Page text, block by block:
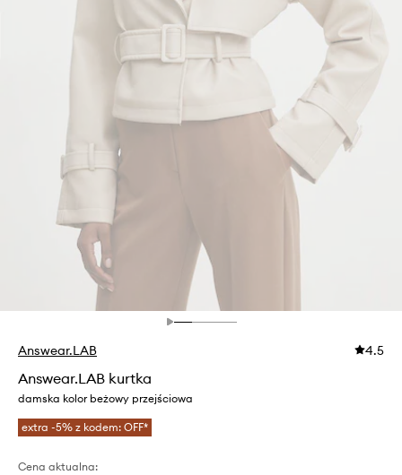
Answear.LAB 4.5
Answear.LAB kurtka
damska kolor beżowy przejściowa
extra -5% z kodem: OFF*
Cena aktualna: